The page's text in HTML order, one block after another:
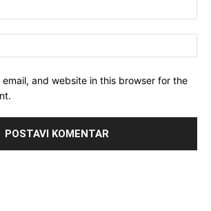
email, and website in this browser for the